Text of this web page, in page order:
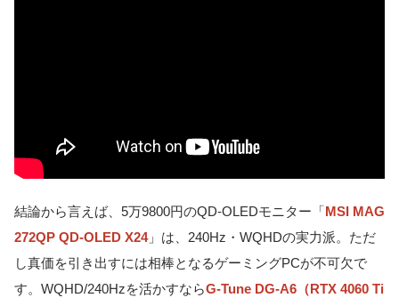
結論から言えば、5万9800円のQD-OLEDモニター「MSI MAG
272QP QD-OLED X24」は、240Hz・WQHDの実力派。ただ
し真価を引き出すには相棒となるゲーミングPCが不可欠で
す。WQHD/240Hzを活かすならG-Tune DG-A6（RTX 4060 Ti